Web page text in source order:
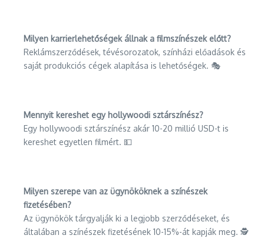
Milyen karrierlehetőségek állnak a filmszínészek előtt?
Reklámszerződések, tévésorozatok, színházi előadások és
saját produkciós cégek alapítása is lehetőségek. 🎭
Mennyit kereshet egy hollywoodi sztárszínész?
Egy hollywoodi sztárszínész akár 10-20 millió USD-t is
kereshet egyetlen filmért. 💵
Milyen szerepe van az ügynököknek a színészek
fizetésében?
Az ügynökök tárgyalják ki a legjobb szerződéseket, és
általában a színészek fizetésének 10-15%-át kapják meg. 🕵️